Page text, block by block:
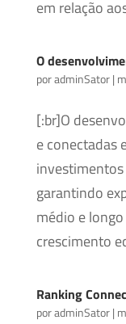
em relação
O
poradminSator|
[:br]O
e conectadas
garantindo
médio e
crescimento
Ranking
poradminSator|